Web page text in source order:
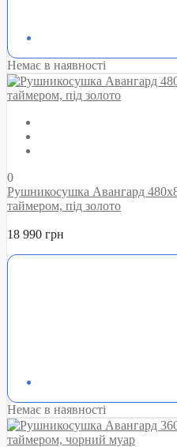
Немає в наявності
0
Рушникосушка Авангард
таймером, під золото
18 990 грн
Немає в наявності